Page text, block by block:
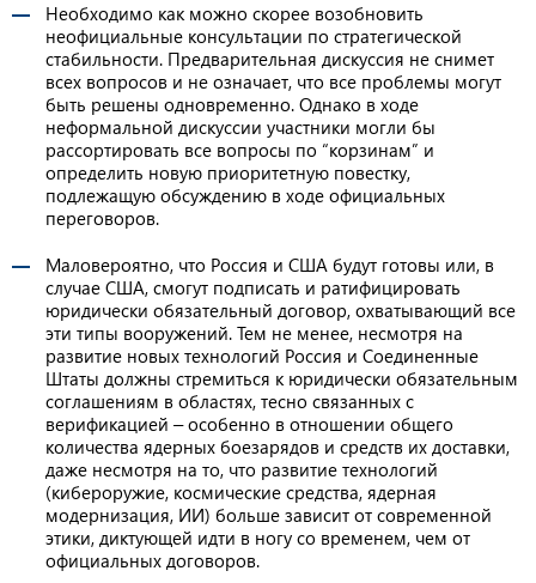
Необходимо как можно скорее возобновить
неофициальные консультации по стратегической
стабильности. Предварительная дискуссия не снимет
всех вопросов и не означает, что все проблемы могут
быть решены одновременно. Однако в ходе
неформальной дискуссии участники могли бы
рассортировать все вопросы по “корзинам” и
определить новую приоритетную повестку,
подлежащую обсуждению в ходе официальных
переговоров.
Маловероятно, что Россия и США будут готовы или, в
случае США, смогут подписать и ратифицировать
юридически обязательный договор, охватывающий все
эти типы вооружений. Тем не менее, несмотря на
развитие новых технологий Россия и Соединенные
Штаты должны стремиться к юридически обязательным
соглашениям в областях, тесно связанных с
верификацией ‒ особенно в отношении общего
количества ядерных боезарядов и средств их доставки,
даже несмотря на то, что развитие технологий
(кибероружие, космические средства, ядерная
модернизация, ИИ) больше зависит от современной
этики, диктующей идти в ногу со временем, чем от
официальных договоров.